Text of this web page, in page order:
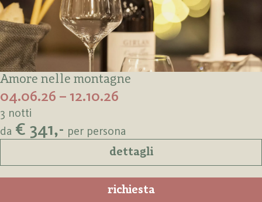
Amore nelle montagne
04.06.26 – 12.10.26
3 notti
da € 341,- per persona
dettagli
richiesta